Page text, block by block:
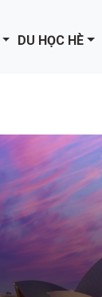
DU HỌC HÈ